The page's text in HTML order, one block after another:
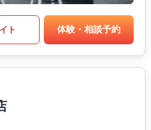
ト 体験・相談予約